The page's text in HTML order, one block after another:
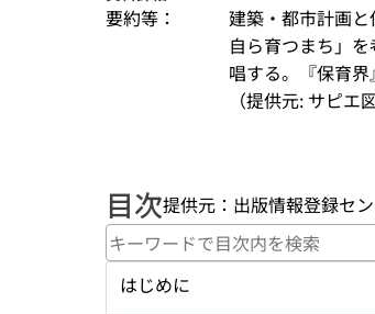
要約等：
建築・都市計画
自ら育つまち」
唱する。『保育界
（提供元: サピエ
目次提供元：出版情報登録セン
はじめに